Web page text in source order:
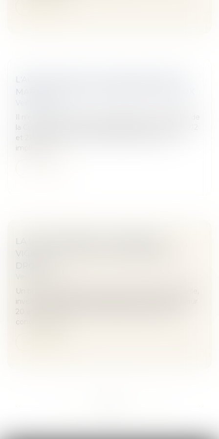
L'ACQUISITION DE LA NATIONALITÉ PAR
MARIAGE FACE AUX DEVOIRS CONJUGAUX
Il n'existe pas, en l'état, de jurisprudence constante de
la Cour de cassation selon laquelle les articles 21-2, 212
et 215 du Code civil seraient interprétés comme
impliquant l...
LA VIE D’UN BREVET : RÉFLEXES DE
VIGILANCE POUR NE PAS PERDRE SES
DROITS
Un brevet protège une invention technique, nouvelle,
inventive et susceptible d’application industrielle pour
20 ans. Il permet à son titulaire d’interdire à des
concurrents d’e...